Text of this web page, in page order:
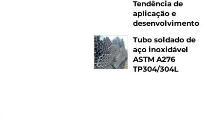
Tendência de
aplicação e
desenvolvimento
Tubo soldado de
aço inoxidável
ASTM A276
TP304/304L